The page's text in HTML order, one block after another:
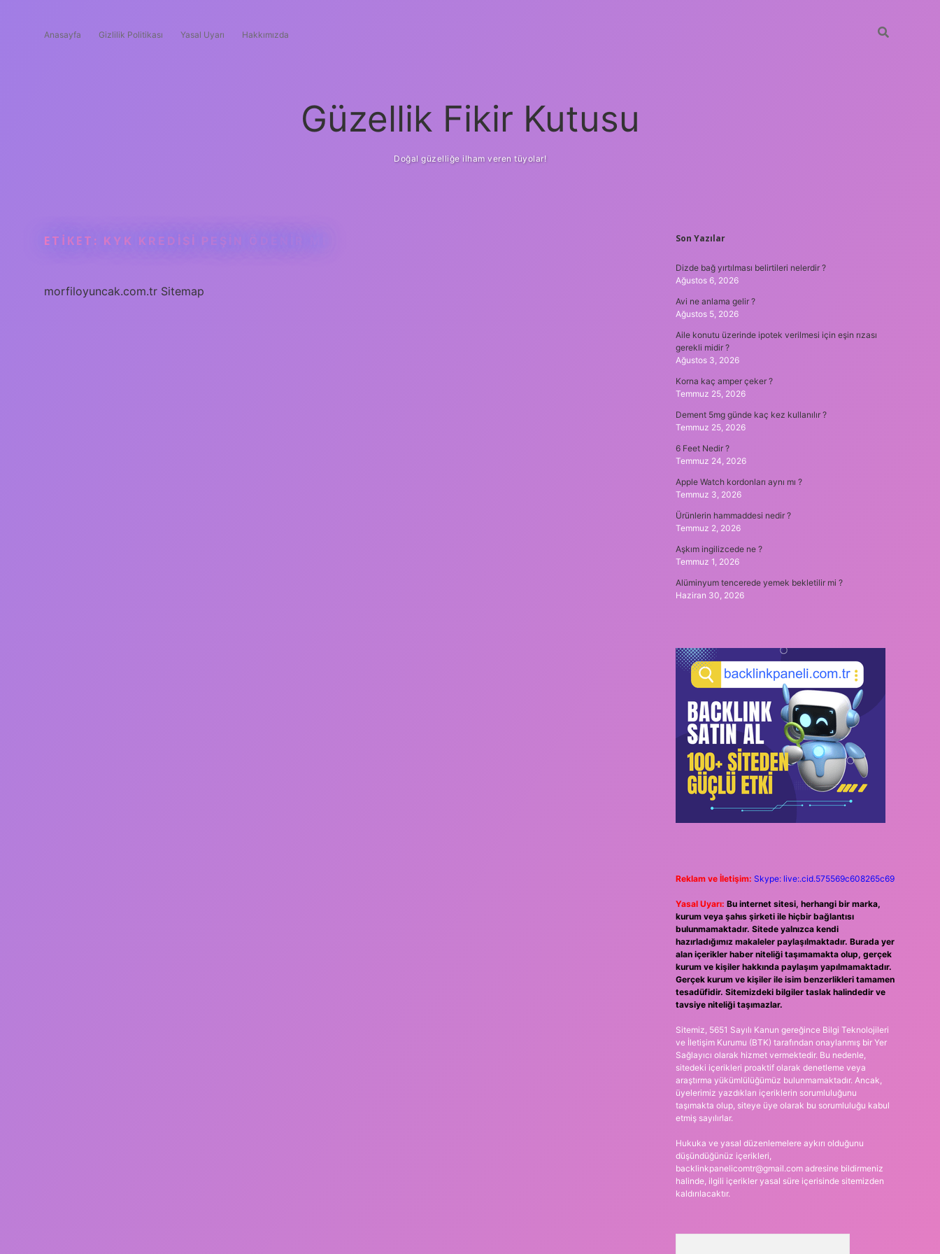
Anasayfa Gizlilik Politikası Yasal Uyarı Hakkımızda
Güzellik Fikir Kutusu
Doğal güzelliğe ilham veren tüyolar!
ETIKET: KYK KREDISI PEŞIN ÖDENIR MI
morfiloyuncak.com.tr Sitemap
SIDEBAR
Son Yazılar
Dizde bağ yırtılması belirtileri nelerdir ?
Ağustos 6, 2026
Avi ne anlama gelir ?
Ağustos 5, 2026
Aile konutu üzerinde ipotek verilmesi için eşin rızası
gerekli midir ?
Ağustos 3, 2026
Korna kaç amper çeker ?
Temmuz 25, 2026
Dement 5mg günde kaç kez kullanılır ?
Temmuz 25, 2026
6 Feet Nedir ?
Temmuz 24, 2026
Apple Watch kordonları aynı mı ?
Temmuz 3, 2026
Ürünlerin hammaddesi nedir ?
Temmuz 2, 2026
Aşkım ingilizcede ne ?
Temmuz 1, 2026
Alüminyum tencerede yemek bekletilir mi ?
Haziran 30, 2026
Reklam ve İletişim: Skype: live:.cid.575569c608265c69
Yasal Uyarı: Bu internet sitesi, herhangi bir marka,
kurum veya şahıs şirketi ile hiçbir bağlantısı
bulunmamaktadır. Sitede yalnızca kendi
hazırladığımız makaleler paylaşılmaktadır. Burada yer
alan içerikler haber niteliği taşımamakta olup, gerçek
kurum ve kişiler hakkında paylaşım yapılmamaktadır.
Gerçek kurum ve kişiler ile isim benzerlikleri tamamen
tesadüfidir. Sitemizdeki bilgiler taslak halindedir ve
tavsiye niteliği taşımazlar.
Sitemiz, 5651 Sayılı Kanun gereğince Bilgi Teknolojileri
ve İletişim Kurumu (BTK) tarafından onaylanmış bir Yer
Sağlayıcı olarak hizmet vermektedir. Bu nedenle,
sitedeki içerikleri proaktif olarak denetleme veya
araştırma yükümlülüğümüz bulunmamaktadır. Ancak,
üyelerimiz yazdıkları içeriklerin sorumluluğunu
taşımakta olup, siteye üye olarak bu sorumluluğu kabul
etmiş sayılırlar.
Hukuka ve yasal düzenlemelere aykırı olduğunu
düşündüğünüz içerikleri,
backlinkpanelicomtr@gmail.comadresine bildirmeniz
halinde, ilgili içerikler yasal süre içerisinde sitemizden
kaldırılacaktır.
vdcasino güncel giriş